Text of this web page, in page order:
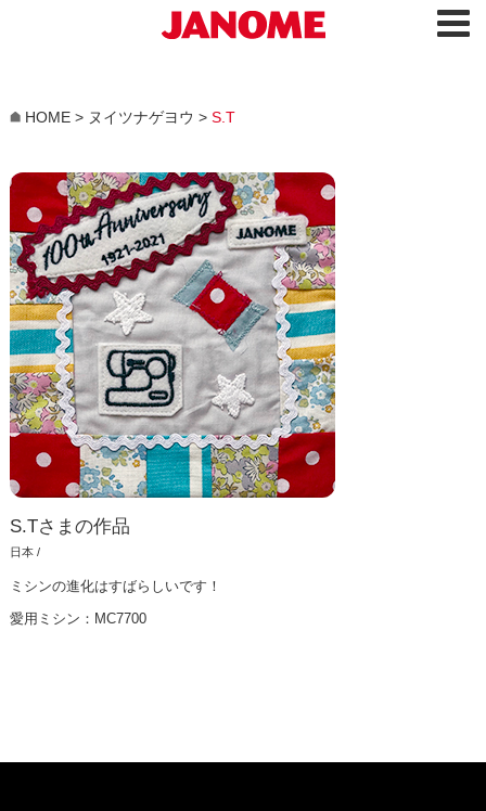
HOME> ヌイツナゲヨウ > S.T
S.Tさまの作品
日本 /
ミシンの進化はすばらしいです！
愛用ミシン：MC7700